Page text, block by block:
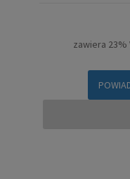
zawiera